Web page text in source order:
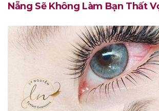
Nẵng Sẽ Không Làm Bạn Thất